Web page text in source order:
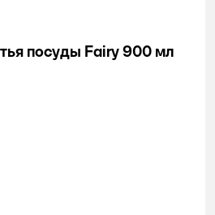
посуды Fairy 900 мл